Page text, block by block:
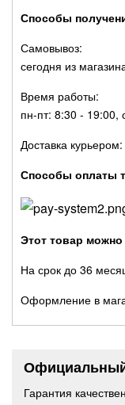
Способы
Самовывоз:
сегодня из
Время работы:
пн-пт: 8:30 - 19:00,
Доставка
Способы оплаты
Этот товар можно
На срок до 36
Оформление в
Гарантия